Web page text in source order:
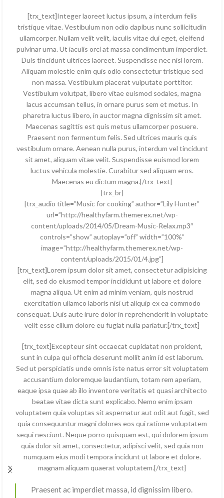
[trx_text]Integer laoreet luctus ipsum, a interdum felis
tristique vitae. Vestibulum non odio dapibus nunc sollicitudin
ullamcorper. Nullam velit velit, iaculis vitae dui eget, eleifend
pulvinar urna. Ut iaculis orci at massa condimentum imperdiet.
Duis tincidunt ultrices laoreet. Suspendisse nec nisl lorem.
Aliquam molestie enim quis odio consectetur tristique sed
non massa. Vestibulum placerat vulputate porttitor.
Vestibulum volutpat, libero vitae euismod sodales, magna
lacus accumsan tellus, in ornare purus sem et metus. In
pharetra luctus libero, in auctor magna dignissim sit amet.
Maecenas sagittis est quis metus ullamcorper posuere.
Praesent non fermentum felis. Sed ultrices mauris quis
vestibulum ornare. Aenean nulla purus, interdum vel tincidunt
sit amet, aliquam vitae velit. Suspendisse euismod lorem
luctus vehicula molestie. Curabitur sed aliquam eros.
Maecenas eu dictum magna.[/trx_text]
[trx_br]
[trx_audio title=”Music for cooking” author=”Lily Hunter”
url=”http://healthyfarm.themerex.net/wp-
content/uploads/2014/05/Dream-Music-Relax.mp3″
controls=”show” autoplay=”off” width=”100%”
image=”http://healthyfarm.themerex.net/wp-
content/uploads/2015/01/4.jpg”]
[trx_text]Lorem ipsum dolor sit amet, consectetur adipisicing
elit, sed do eiusmod tempor incididunt ut labore et dolore
magna aliqua. Ut enim ad minim veniam, quis nostrud
exercitation ullamco laboris nisi ut aliquip ex ea commodo
consequat. Duis aute irure dolor in reprehenderit in voluptate
velit esse cillum dolore eu fugiat nulla pariatur.[/trx_text]
[trx_text]Excepteur sint occaecat cupidatat non proident,
sunt in culpa qui officia deserunt mollit anim id est laborum.
Sed ut perspiciatis unde omnis iste natus error sit voluptatem
accusantium doloremque laudantium, totam rem aperiam,
eaque ipsa quae ab illo inventore veritatis et quasi architecto
beatae vitae dicta sunt explicabo. Nemo enim ipsam
voluptatem quia voluptas sit aspernatur aut odit aut fugit, sed
quia consequuntur magni dolores eos qui ratione voluptatem
sequi nesciunt. Neque porro quisquam est, qui dolorem ipsum
quia dolor sit amet, consectetur, adipisci velit, sed quia non
numquam eius modi tempora incidunt ut labore et dolore.
magnam aliquam quaerat voluptatem.[/trx_text]
Praesent ac imperdiet massa, id dignissim libero.